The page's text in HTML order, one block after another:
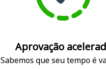
Aprovação
Sabemos que seu tempo é